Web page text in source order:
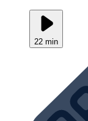
22 min